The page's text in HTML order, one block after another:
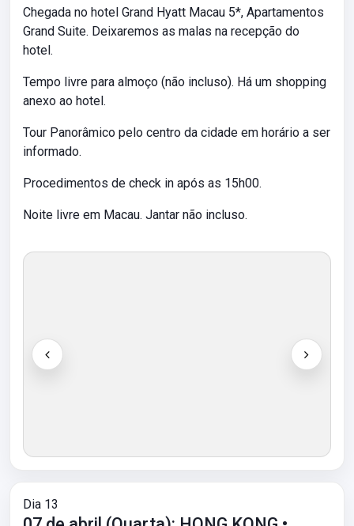
Chegada no hotel Grand Hyatt Macau 5*, Apartamentos
Grand Suite. Deixaremos as malas na recepção do
hotel.
Tempo livre para almoço (não incluso). Há um shopping
anexo ao hotel.
Tour Panorâmico pelo centro da cidade em horário a ser
informado.
Procedimentos de check in após as 15h00.
Noite livre em Macau. Jantar não incluso.
Dia 13